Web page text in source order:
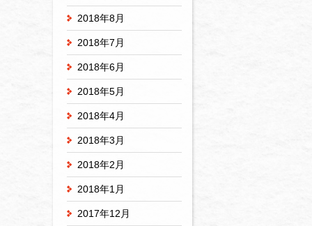
2018年8月
2018年7月
2018年6月
2018年5月
2018年4月
2018年3月
2018年2月
2018年1月
2017年12月